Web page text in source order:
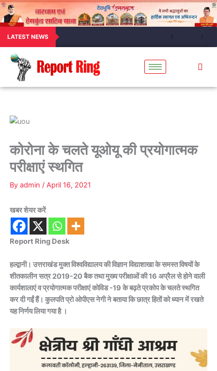
LATEST NEWS
कोरोना के चलते यूओयू की प्रयोगात्मक
परीक्षाएं स्थगित
By admin / April 16, 2021
खबर शेयर करें
Report Ring Desk
हल्द्वानी। उत्तराखंड मुक्त विश्वविद्यालय की विज्ञान विद्याशाखा के समस्त विषयों के
शीतकालीन सत्र 2019-20 बैक तथा मुख्य परीक्षाओं की 16 अप्रैल से होने वाली
कार्यशालाएं व प्रयोगात्मक परीक्षाएं कोविड -19 के बढ़ते प्रकोप के चलते स्थगित
कर दी गईं हैं। कुलपति प्रो ओपीएस नेगी ने बताया कि छात्र हितों को ध्यान में रखते
यह निर्णय लिया गया है ।